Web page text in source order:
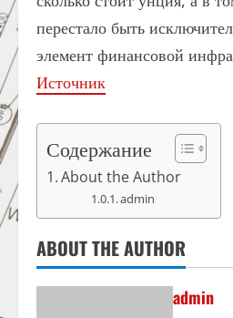
перестало быть
элемент финансовой
Источник
Содержание
About the Author
admin
ABOUT THE AUTHOR
admin